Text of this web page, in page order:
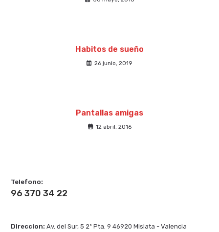
Habitos de sueño
26 junio, 2019
Pantallas amigas
12 abril, 2016
Telefono:
96 370 34 22
Direccion:Av. del Sur, 5 2º Pta. 9 46920 Mislata - Valencia